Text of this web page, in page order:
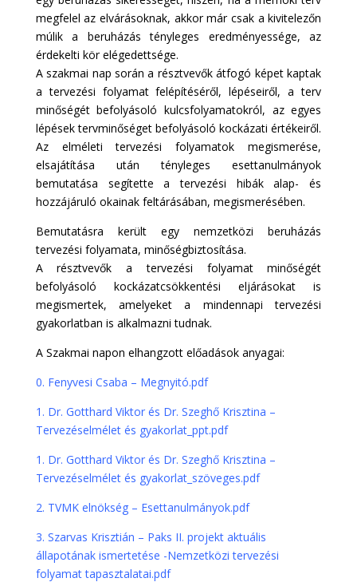
megfelel az elvárásoknak, akkor már csak a kivitelezőn
múlik a beruházás tényleges eredményessége, az
érdekelti kör elégedettsége.
A szakmai nap során a résztvevők átfogó képet kaptak
a tervezési folyamat felépítéséről, lépéseiről, a terv
minőségét befolyásoló kulcsfolyamatokról, az egyes
lépések tervminőséget befolyásoló kockázati értékeiről.
Az elméleti tervezési folyamatok megismerése,
elsajátítása után tényleges esettanulmányok
bemutatása segítette a tervezési hibák alap- és
hozzájáruló okainak feltárásában, megismerésében.
Bemutatásra került egy nemzetközi beruházás
tervezési folyamata, minőségbiztosítása.
A résztvevők a tervezési folyamat minőségét
befolyásoló kockázatcsökkentési eljárásokat is
megismertek, amelyeket a mindennapi tervezési
gyakorlatban is alkalmazni tudnak.
A Szakmai napon elhangzott előadások anyagai:
0. Fenyvesi Csaba – Megnyitó.pdf
1. Dr. Gotthard Viktor és Dr. Szeghő Krisztina –
Tervezéselmélet és gyakorlat_ppt.pdf
1. Dr. Gotthard Viktor és Dr. Szeghő Krisztina –
Tervezéselmélet és gyakorlat_szöveges.pdf
2. TVMK elnökség – Esettanulmányok.pdf
3. Szarvas Krisztián – Paks II. projekt aktuális
állapotának ismertetése -Nemzetközi tervezési
folyamat tapasztalatai.pdf